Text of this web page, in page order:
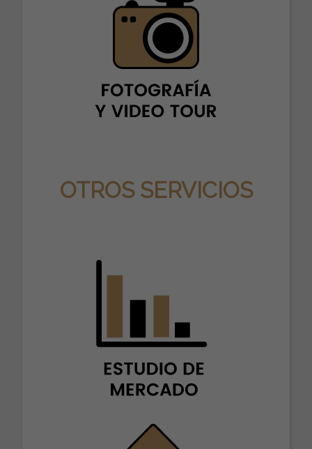
OTROS SERVICIOS